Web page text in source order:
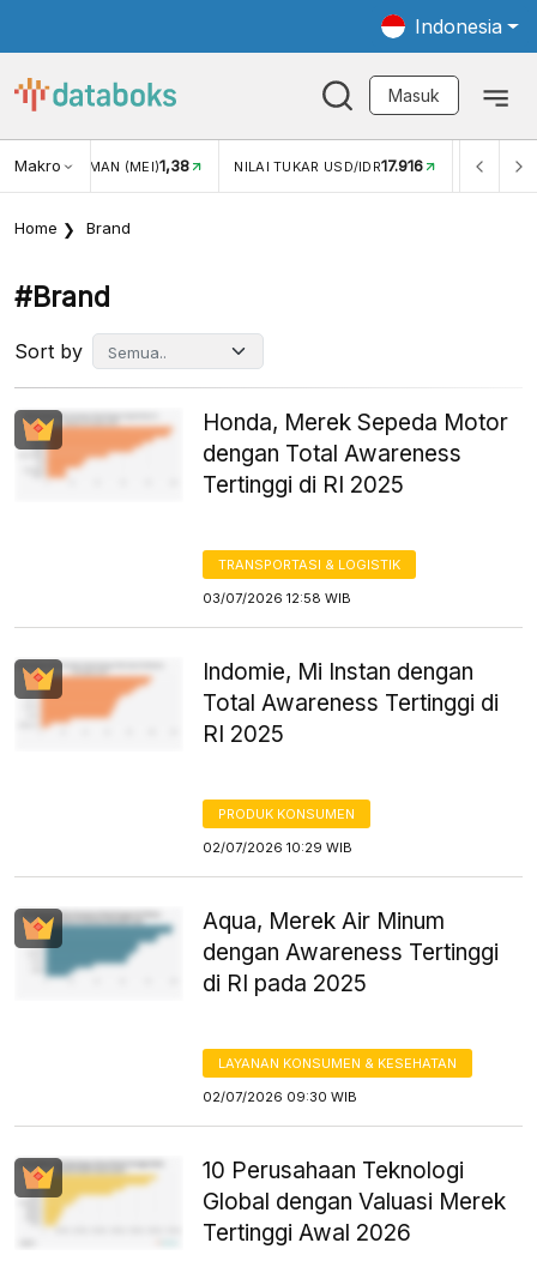
Indonesia
Masuk
Makro
1,38 NILAI TUKAR USD/IDR 17.916 INFLASI YOY (JUL) 2,88%
Home Brand
#brand
Sort by
Honda, Merek Sepeda Motor
dengan Total Awareness
Tertinggi di RI 2025
TRANSPORTASI & LOGISTIK
03/07/2026 12:58 WIB
Indomie, Mi Instan dengan
Total Awareness Tertinggi di
RI 2025
PRODUK KONSUMEN
02/07/2026 10:29 WIB
Aqua, Merek Air Minum
dengan Awareness Tertinggi
di RI pada 2025
LAYANAN KONSUMEN & KESEHATAN
02/07/2026 09:30 WIB
10 Perusahaan Teknologi
Global dengan Valuasi Merek
Tertinggi Awal 2026